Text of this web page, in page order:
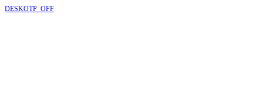
DESKOTP_OFF